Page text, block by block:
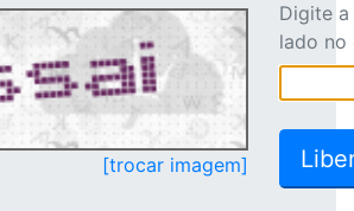
[trocar imagem]
Digite
lado no